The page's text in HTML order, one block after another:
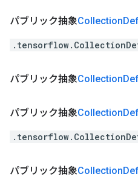
パブリック抽象CollectionDef
パブリック抽象CollectionDef
パブリック抽象CollectionDef
パブリック抽象CollectionDef